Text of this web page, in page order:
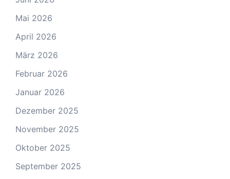
Mai 2026
April 2026
März 2026
Februar 2026
Januar 2026
Dezember 2025
November 2025
Oktober 2025
September 2025